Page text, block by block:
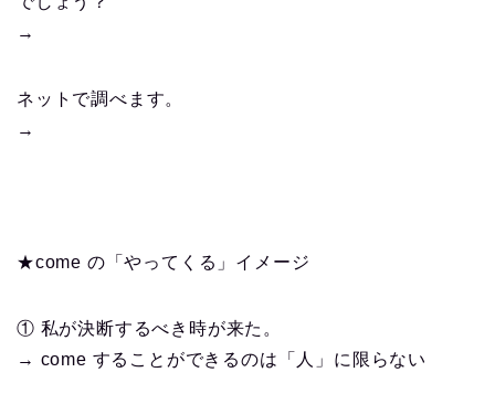
→
ネットで調べます。
→
★come の「やってくる」イメージ
① 私が決断するべき時が来た。
→ come することができるのは「人」に限らない